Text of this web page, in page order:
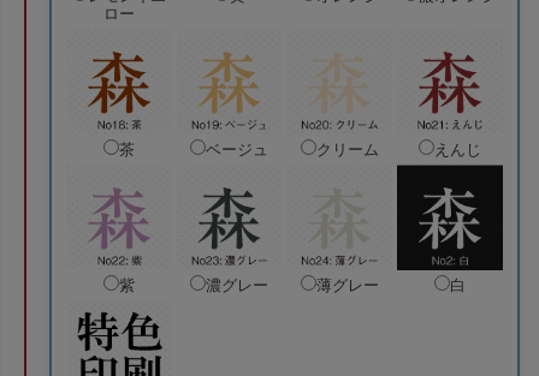
ロー
茶 ベージュ クリーム えんじ
紫 濃グレー 薄グレー 白